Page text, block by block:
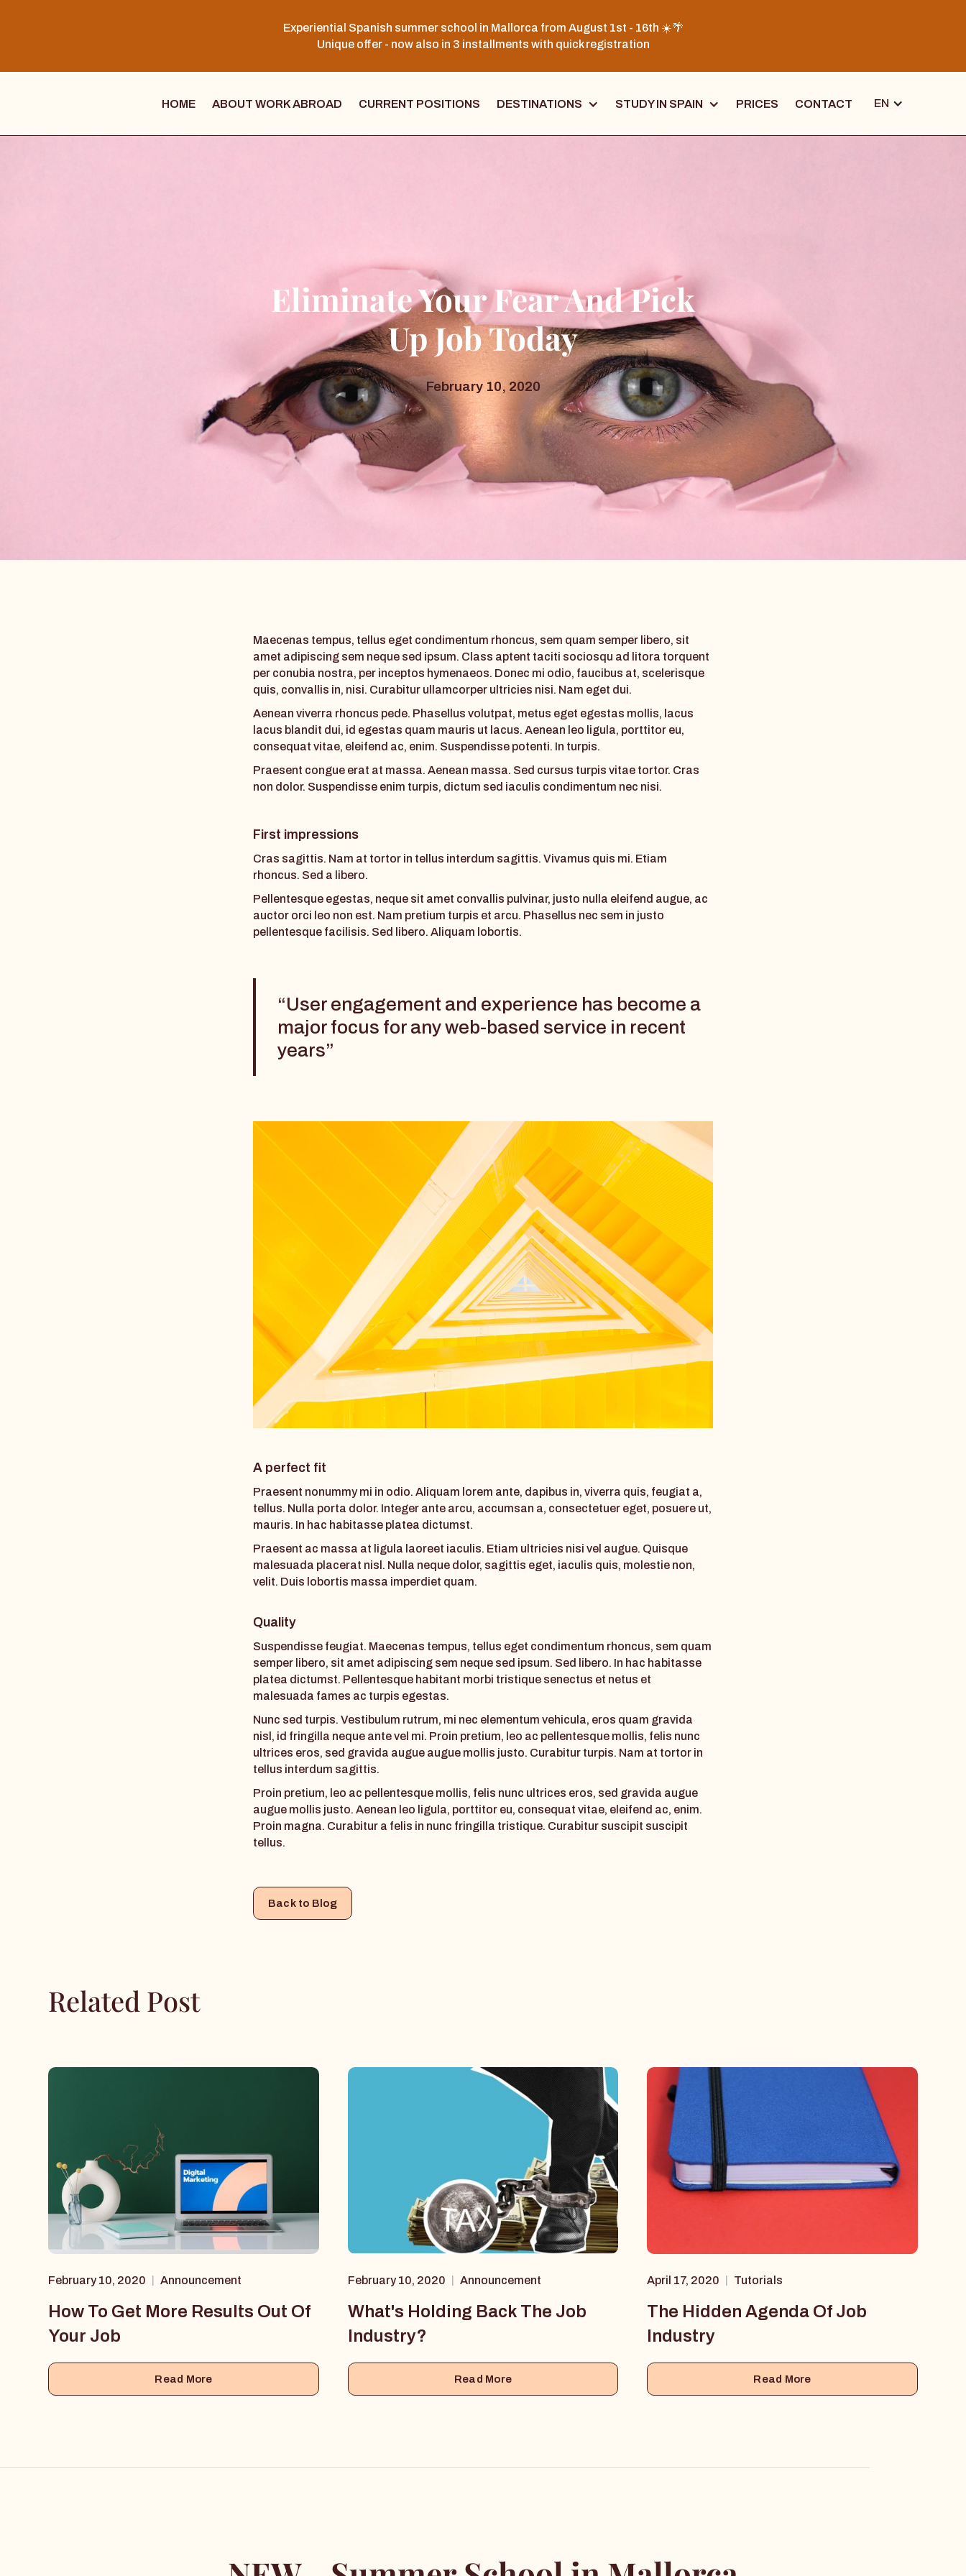
Experiential Spanish summer school in Mallorca from August 1st - 16th ☀️🌴
Unique offer - now also in 3 installments with quick registration
HOME ABOUT WORK ABROAD CURRENT POSITIONS DESTINATIONS STUDY IN SPAIN PRICES CONTACT EN
Eliminate Your Fear And Pick
Up Job Today
February 10, 2020
Maecenas tempus, tellus eget condimentum rhoncus, sem quam semper libero, sit
amet adipiscing sem neque sed ipsum. Class aptent taciti sociosqu ad litora torquent
per conubia nostra, per inceptos hymenaeos. Donec mi odio, faucibus at, scelerisque
quis, convallis in, nisi. Curabitur ullamcorper ultricies nisi. Nam eget dui.
Aenean viverra rhoncus pede. Phasellus volutpat, metus eget egestas mollis, lacus
lacus blandit dui, id egestas quam mauris ut lacus. Aenean leo ligula, porttitor eu,
consequat vitae, eleifend ac, enim. Suspendisse potenti. In turpis.
Praesent congue erat at massa. Aenean massa. Sed cursus turpis vitae tortor. Cras
non dolor. Suspendisse enim turpis, dictum sed iaculis condimentum nec nisi.
First impressions
Cras sagittis. Nam at tortor in tellus interdum sagittis. Vivamus quis mi. Etiam
rhoncus. Sed a libero.
Pellentesque egestas, neque sit amet convallis pulvinar, justo nulla eleifend augue, ac
auctor orci leo non est. Nam pretium turpis et arcu. Phasellus nec sem in justo
pellentesque facilisis. Sed libero. Aliquam lobortis.
“User engagement and experience has become a
major focus for any web-based service in recent
years”
A perfect fit
Praesent nonummy mi in odio. Aliquam lorem ante, dapibus in, viverra quis, feugiat a,
tellus. Nulla porta dolor. Integer ante arcu, accumsan a, consectetuer eget, posuere ut,
mauris. In hac habitasse platea dictumst.
Praesent ac massa at ligula laoreet iaculis. Etiam ultricies nisi vel augue. Quisque
malesuada placerat nisl. Nulla neque dolor, sagittis eget, iaculis quis, molestie non,
velit. Duis lobortis massa imperdiet quam.
Quality
Suspendisse feugiat. Maecenas tempus, tellus eget condimentum rhoncus, sem quam
semper libero, sit amet adipiscing sem neque sed ipsum. Sed libero. In hac habitasse
platea dictumst. Pellentesque habitant morbi tristique senectus et netus et
malesuada fames ac turpis egestas.
Nunc sed turpis. Vestibulum rutrum, mi nec elementum vehicula, eros quam gravida
nisl, id fringilla neque ante vel mi. Proin pretium, leo ac pellentesque mollis, felis nunc
ultrices eros, sed gravida augue augue mollis justo. Curabitur turpis. Nam at tortor in
tellus interdum sagittis.
Proin pretium, leo ac pellentesque mollis, felis nunc ultrices eros, sed gravida augue
augue mollis justo. Aenean leo ligula, porttitor eu, consequat vitae, eleifend ac, enim.
Proin magna. Curabitur a felis in nunc fringilla tristique. Curabitur suscipit suscipit
tellus.
Back to Blog
Related Post
February 10, 2020 Announcement
How To Get More Results Out Of
Your Job
Read More
February 10, 2020 Announcement
What's Holding Back The Job
Industry?
Read More
April 17, 2020 Tutorials
The Hidden Agenda Of Job
Industry
Read More